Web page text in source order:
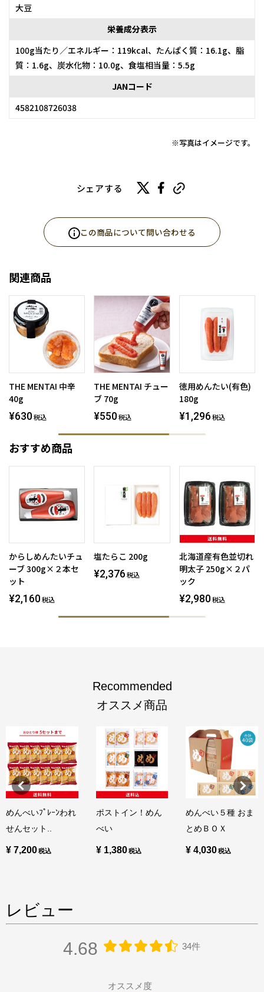
大豆
栄養成分表示
100g当たり／エネルギー：119kcal、たんぱく質：16.1g、脂
質：1.6g、炭水化物：10.0g、食塩相当量：5.5g
JANコード
4582108726038
※写真はイメージです。
シェアする
この商品について問い合わせる
関連商品
THE MENTAI 中辛
40g
¥630 税込
THE MENTAI チュー
ブ 70g
¥550 税込
徳用めんたい(有色)
180g
¥1,296 税込
おすすめ商品
からしめんたいチュ
ーブ 300g×２本セ
ット
¥2,160 税込
塩たらこ 200g
¥2,376 税込
北海道産有色並切れ
明太子 250g×２パ
ック
¥2,980 税込
Recommended
オススメ商品
めんべいﾌﾟﾚｰﾝわれ
せんセット..
¥ 7,200
ポストイン！めん
べい
¥ 1,380
めんべい５種 おま
とめＢＯＸ
¥ 4,030
レビュー
4.68 34件
オススメ度